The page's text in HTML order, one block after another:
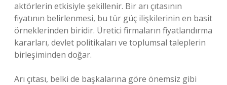
aktörlerin etkisiyle şekillenir. Bir arı çıtasının
fiyatının belirlenmesi, bu tür güç ilişkilerinin en basit
örneklerinden biridir. Üretici firmaların fiyatlandırma
kararları, devlet politikaları ve toplumsal taleplerin
birleşiminden doğar.
Arı çıtası, belki de başkalarına göre önemsiz gibi